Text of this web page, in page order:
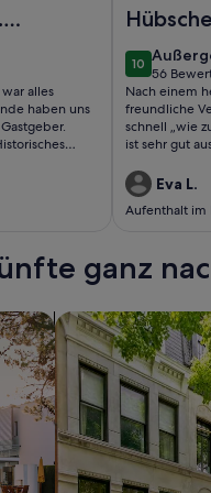
alles
haben uns
Lage
Auto in 5
Haus im
1010 von 10
56
(56
Nach einem
freundliche
schnell „wie
ist sehr gut
Auto. Das
Infrastruktur,
uns sehr
Aufenthalts
Eva L.
Aufenthalt im
ganz
Suche nach